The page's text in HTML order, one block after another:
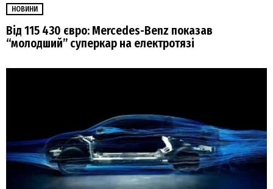
НОВИНИ
Від 115 430 євро: Mercedes-Benz показав
“молодший” суперкар на електротязі